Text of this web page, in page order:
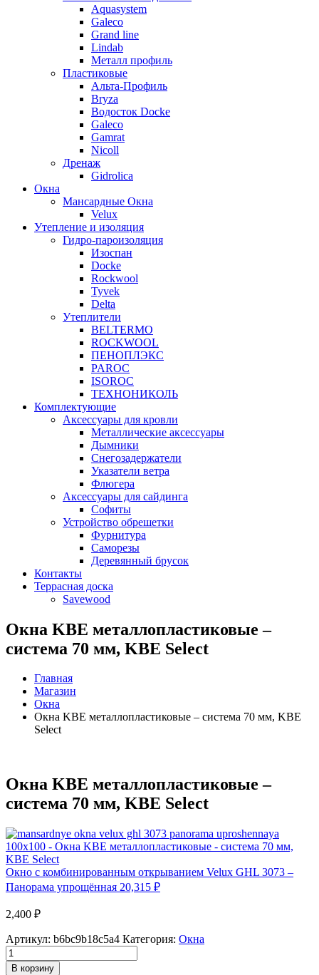
Aquasystem
Galeco
Grand line
Lindab
Металл профиль
Пластиковые
Альта-Профиль
Bryza
Водосток Docke
Galeco
Gamrat
Nicoll
Дренаж
Gidrolica
Окна
Мансардные Окна
Velux
Утепление и изоляция
Гидро-пароизоляция
Изоспан
Docke
Rockwool
Tyvek
Delta
Утеплители
BELTERMO
ROCKWOOL
ПЕНОПЛЭКС
PAROC
ISOROC
ТЕХНОНИКОЛЬ
Комплектующие
Аксессуары для кровли
Металлические аксессуары
Дымники
Снегозадержатели
Указатели ветра
Флюгера
Аксессуары для сайдинга
Софиты
Устройство обрешетки
Фурнитура
Саморезы
Деревянный брусок
Контакты
Террасная доска
Savewood
Окна KBE металлопластиковые –
система 70 мм, KBE Select
Главная
Магазин
Окна
Окна KBE металлопластиковые – система 70 мм, KBE
Select
Окна KBE металлопластиковые –
система 70 мм, KBE Select
Окно с комбинированным открыванием Velux GHL 3073 –
Панорама упрощённая 20,315 ₽
2,400 ₽
Артикул: b6bc9b18c5a4 Категория: Окна
В корзину